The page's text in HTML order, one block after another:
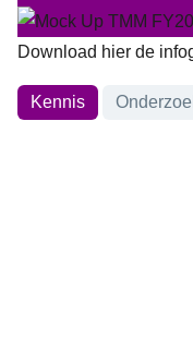
Download hier de
Onderwerpen
Kennis